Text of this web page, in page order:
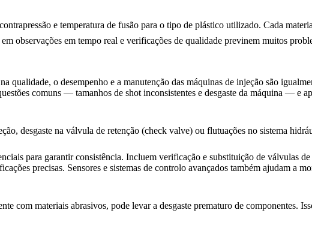
e temperatura de fusão para o tipo de plástico utilizado. Cada
observações em tempo real e verificações de qualidade previnem muitos
qualidade, o desempenho e a manutenção das máquinas de injeção são
comuns — tamanhos de shot inconsistentes e desgaste da máquina — e
desgaste na válvula de retenção (check valve) ou flutuações no sistema
para garantir consistência. Incluem verificação e substituição de válvulas
precisas. Sensores e sistemas de controlo avançados também ajudam a
com materiais abrasivos, pode levar a desgaste prematuro de componentes.